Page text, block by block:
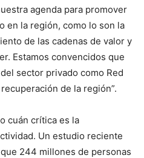
agenda para promover
en la región, como lo son la
de las cadenas de valor y
Estamos convencidos que
sector privado como Red
de la región”.
cuán crítica es la
Un estudio reciente
244 millones de personas